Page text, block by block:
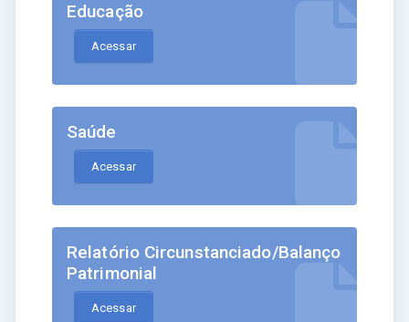
Educação
Acessar
Saúde
Acessar
Relatório Circunstanciado/Balanço
Patrimonial
Acessar